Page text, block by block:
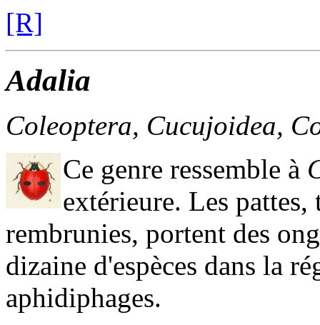
[R]
Adalia
Coleoptera, Cucujoidea,
Ce genre ressemble à
extérieure. Les pattes,
rembrunies, portent des
dizaine d'espèces dans la
aphidiphages.